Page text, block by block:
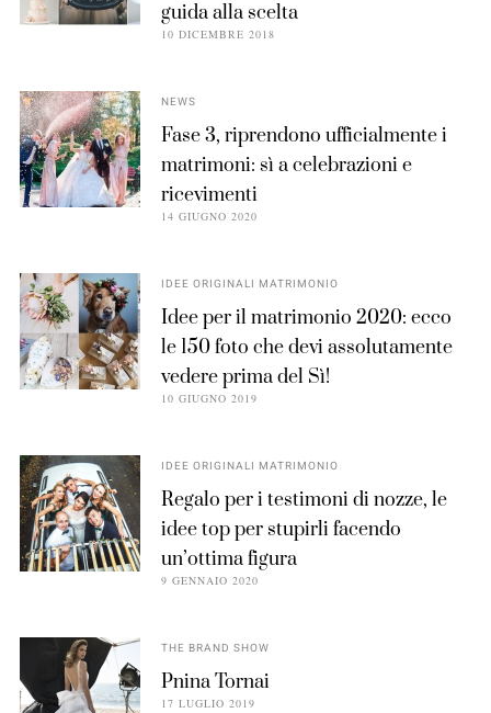
guida alla scelta
10 DICEMBRE 2018
NEWS
Fase 3, riprendono ufficialmente i
matrimoni: sì a celebrazioni e
ricevimenti
14 GIUGNO 2020
IDEE ORIGINALI MATRIMONIO
Idee per il matrimonio 2020: ecco
le 150 foto che devi assolutamente
vedere prima del Sì!
10 GIUGNO 2019
IDEE ORIGINALI MATRIMONIO
Regalo per i testimoni di nozze, le
idee top per stupirli facendo
un’ottima figura
9 GENNAIO 2020
THE BRAND SHOW
Pnina Tornai
17 LUGLIO 2019